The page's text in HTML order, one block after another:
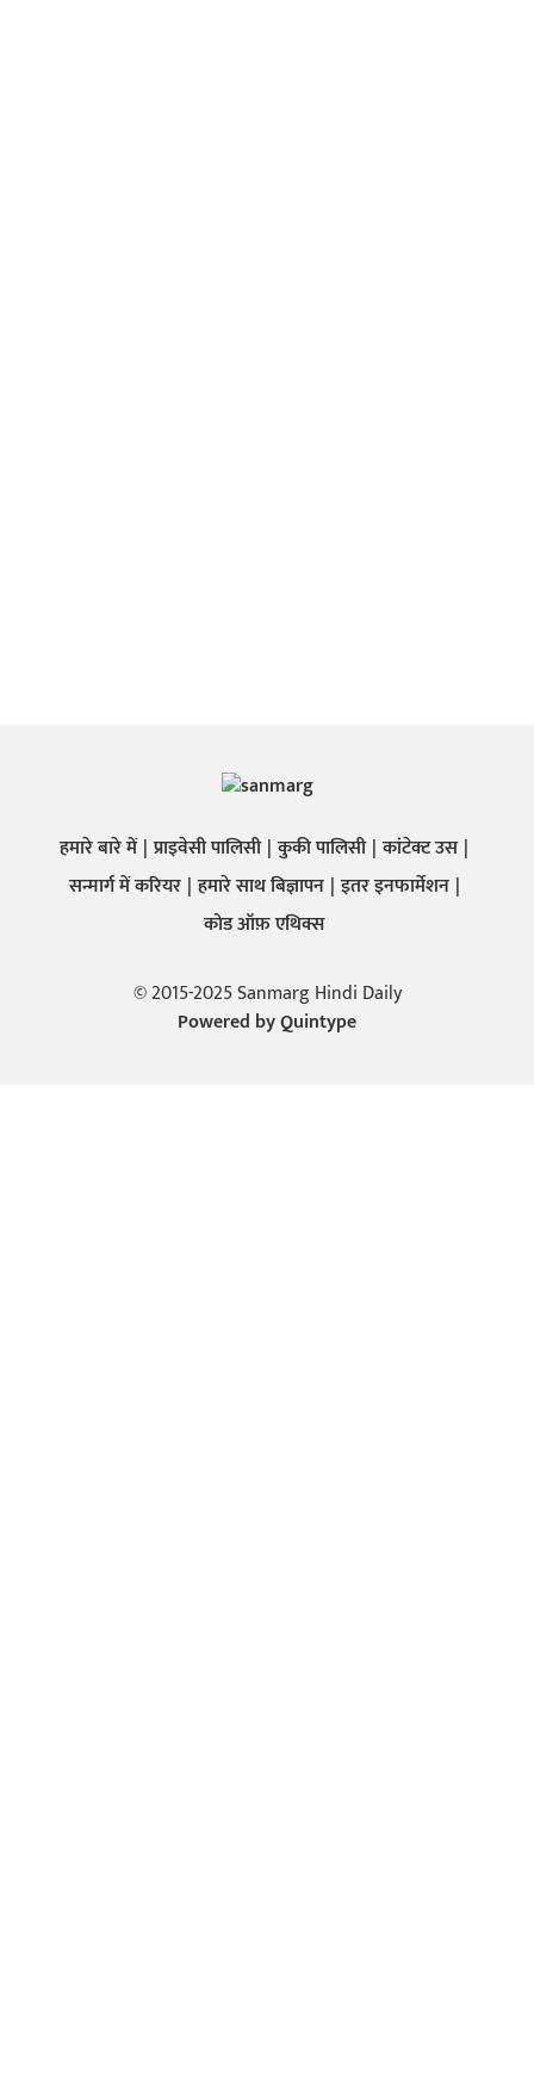
हमारे बारे में प्राइवेसी पालिसी कुकी पालिसी कांटेक्ट उस
सन्मार्ग में करियर हमारे साथ बिज्ञापन इतर इनफार्मेशन
कोड ऑफ़ एथिक्स
© 2015-2025 Sanmarg Hindi Daily
Powered byQuintype